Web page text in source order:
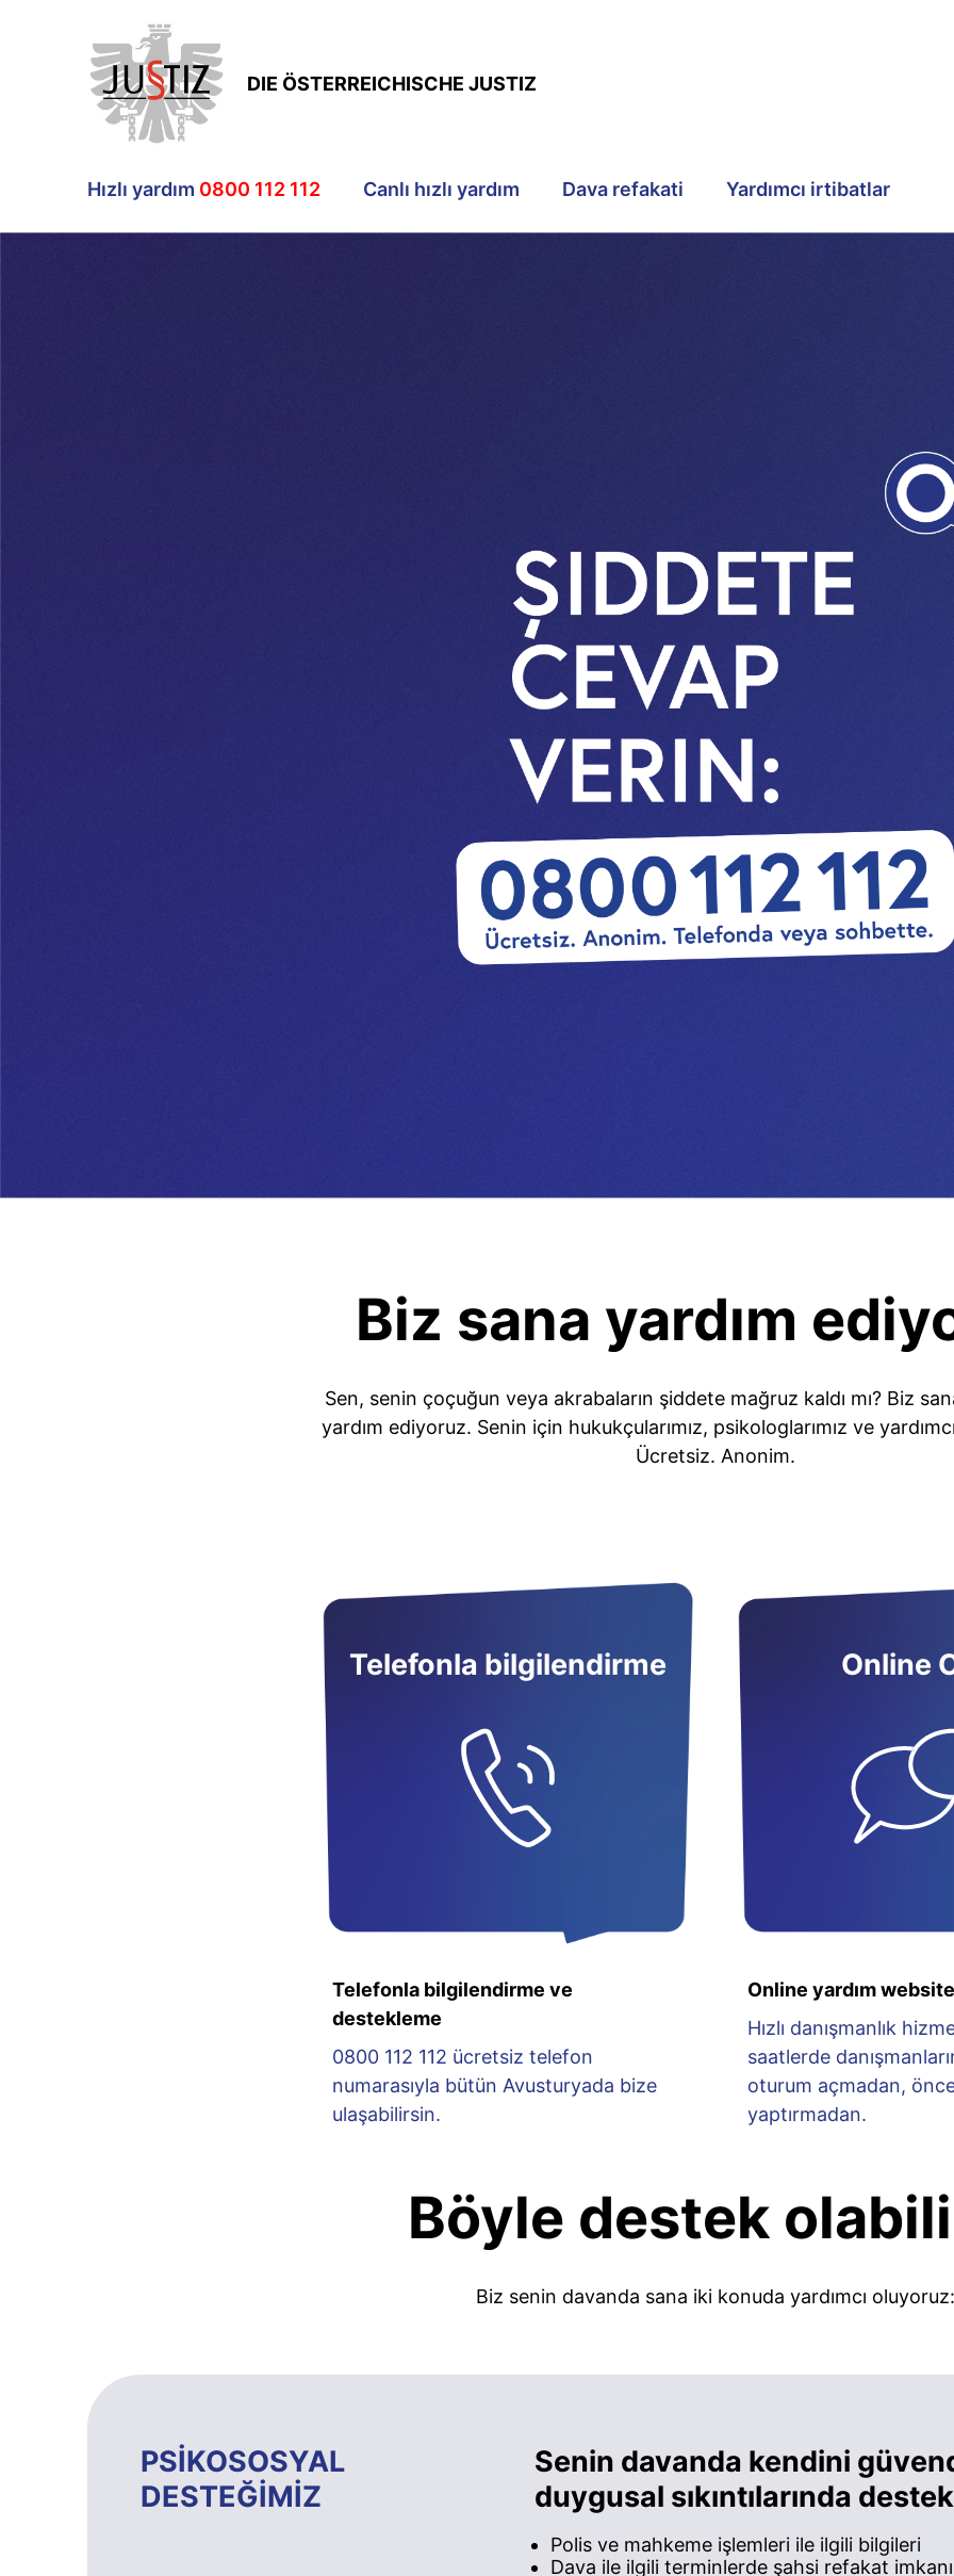
DIE ÖSTERREICHISCHE JUSTIZ
Hızlı yardım 0800 112 112 Canlı hızlı yardım Dava refakati Yardımcı irtibatlar
Biz sana yardım
Sen, senin çoçuğun veya akrabaların şiddete mağruz kaldı mı? Biz
yardım ediyoruz. Senin için hukukçularımız, psikologlarımız ve
Ücretsiz. Anonim.
Telefonla bilgilendirme
Telefonla bilgilendirme ve
destekleme
0800 112 112 ücretsiz telefon
numarasıyla bütün Avusturyada bize
ulaşabilirsin.
Online
Online yardım
Hızlı danışmanlık
saatlerde
oturum açmadan,
yaptırmadan.
Böyle destek
Biz senin davanda sana iki konuda yardımcı oluyoruz:
PSİKOSOSYAL
DESTEĞİMİZ
Senin davanda kendini
duygusal sıkıntılarında
Polis ve mahkeme işlemleri ile ilgili bilgileri
Dava ile ilgili terminlerde şahsi refakat imkanı